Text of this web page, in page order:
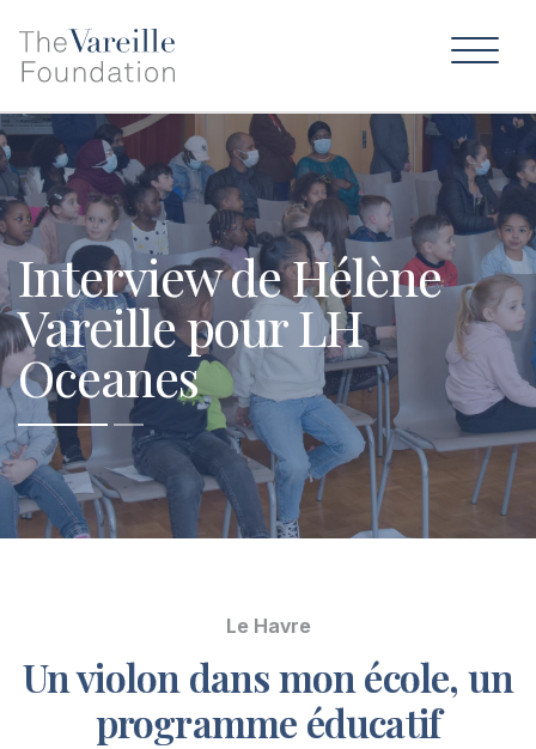
Interview de Hélène
Vareille pour LH
Oceanes
Le Havre
Un violon dans mon école, un
programme éducatif